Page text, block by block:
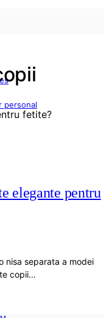
personal
elegante pentru
nisa separata a modei
copii…